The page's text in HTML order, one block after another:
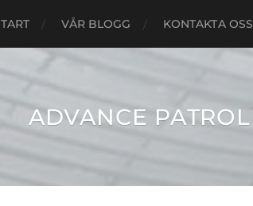
VÅR BLOGG KONTAKTA OSS
ADVANCE PATROL